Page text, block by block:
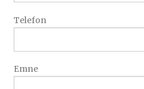
Telefon
Emne